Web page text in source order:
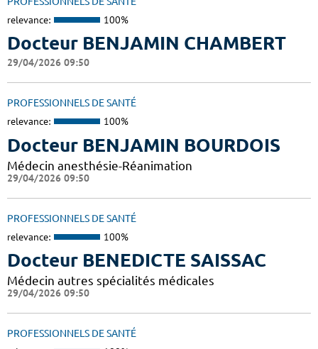
relevance: 100%
Docteur BENJAMIN CHAMBERT
29/04/2026 09:50
PROFESSIONNELS DE SANTÉ
relevance: 100%
Docteur BENJAMIN BOURDOIS
Médecin anesthésie-Réanimation
29/04/2026 09:50
PROFESSIONNELS DE SANTÉ
relevance: 100%
Docteur BENEDICTE SAISSAC
Médecin autres spécialités médicales
29/04/2026 09:50
PROFESSIONNELS DE SANTÉ